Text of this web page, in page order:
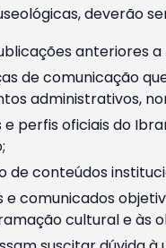
deverão
anteriores
de comunicação
administrativos,
perfis oficiais do
de conteúdos
comunicados
cultural e às